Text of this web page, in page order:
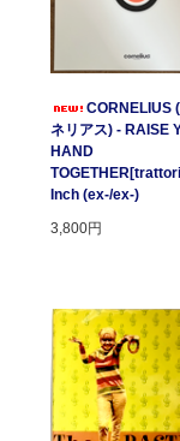
CORNELIUS
ネリアス) - RAISE
HAND
Inch (ex-/ex-)
3,800円